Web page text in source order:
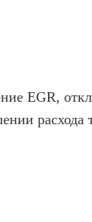
EGR,
расхода